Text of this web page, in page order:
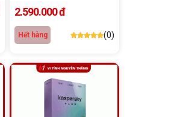
2.590.000 đ
Hết hàng (0)